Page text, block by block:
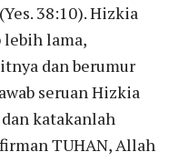
38:10). Hizkia
lebih lama,
dan berumur
seruan Hizkia
katakanlah
TUHAN, Allah